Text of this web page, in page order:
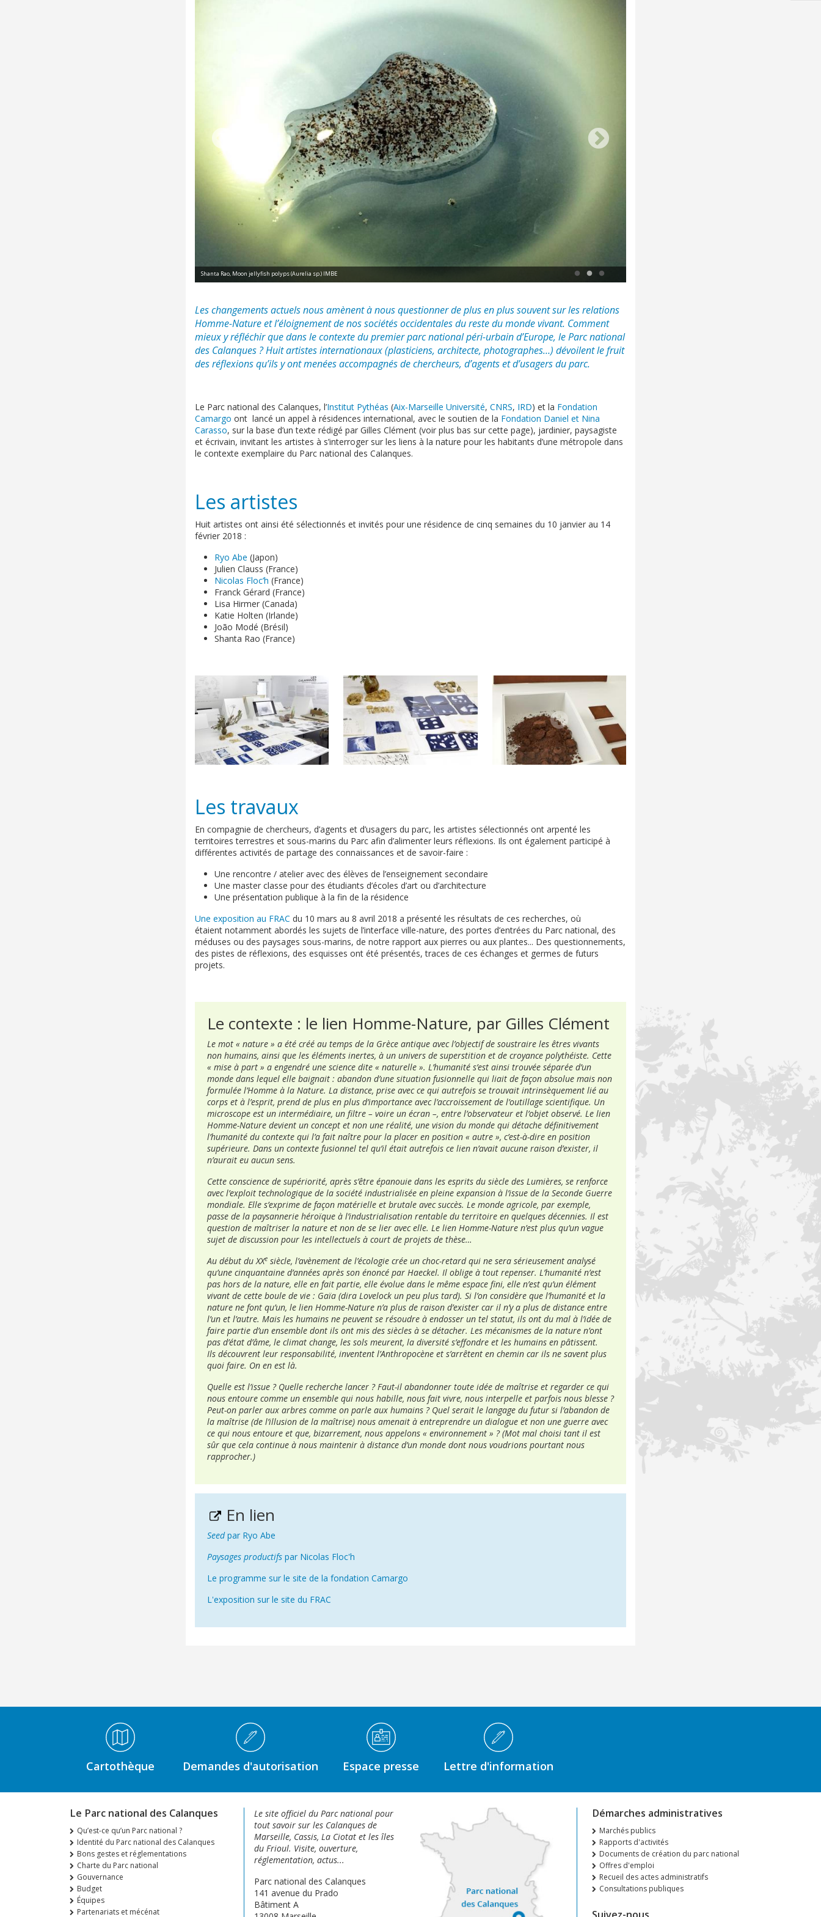
Shanta Rao, Moon jellyfish polyps (Aurelia sp.) IMBE
Les changements actuels nous amènent à nous questionner de plus en plus souvent sur les relations
Homme-Nature et l’éloignement de nos sociétés occidentales du reste du monde vivant. Comment
mieux y réfléchir que dans le contexte du premier parc national péri-urbain d’Europe, le Parc national
des Calanques ? Huit artistes internationaux (plasticiens, architecte, photographes…) dévoilent le fruit
des réflexions qu’ils y ont menées accompagnés de chercheurs, d’agents et d’usagers du parc.
Le Parc national des Calanques, l’Institut Pythéas (Aix-Marseille Université, CNRS, IRD) et la Fondation
Camargo ont lancé un appel à résidences international, avec le soutien de la Fondation Daniel et Nina
Carasso, sur la base d’un texte rédigé par Gilles Clément (voir plus bas sur cette page), jardinier, paysagiste
et écrivain, invitant les artistes à s’interroger sur les liens à la nature pour les habitants d’une métropole dans
le contexte exemplaire du Parc national des Calanques.
Les artistes
Huit artistes ont ainsi été sélectionnés et invités pour une résidence de cinq semaines du 10 janvier au 14
février 2018 :
Ryo Abe (Japon)
Julien Clauss (France)
Nicolas Floc’h (France)
Franck Gérard (France)
Lisa Hirmer (Canada)
Katie Holten (Irlande)
João Modé (Brésil)
Shanta Rao (France)
Les travaux
En compagnie de chercheurs, d’agents et d’usagers du parc, les artistes sélectionnés ont arpenté les
territoires terrestres et sous-marins du Parc afin d’alimenter leurs réflexions. Ils ont également participé à
différentes activités de partage des connaissances et de savoir-faire :
Une rencontre / atelier avec des élèves de l’enseignement secondaire
Une master classe pour des étudiants d’écoles d’art ou d’architecture
Une présentation publique à la fin de la résidence
Une exposition au FRAC du 10 mars au 8 avril 2018 a présenté les résultats de ces recherches, où
étaient notamment abordés les sujets de l’interface ville-nature, des portes d’entrées du Parc national, des
méduses ou des paysages sous-marins, de notre rapport aux pierres ou aux plantes... Des questionnements,
des pistes de réflexions, des esquisses ont été présentés, traces de ces échanges et germes de futurs
projets.
Le contexte : le lien Homme-Nature, par Gilles Clément
Le mot « nature » a été créé au temps de la Grèce antique avec l’objectif de soustraire les êtres vivants
non humains, ainsi que les éléments inertes, à un univers de superstition et de croyance polythéiste. Cette
« mise à part » a engendré une science dite « naturelle ». L’humanité s’est ainsi trouvée séparée d’un
monde dans lequel elle baignait : abandon d’une situation fusionnelle qui liait de façon absolue mais non
formulée l’Homme à la Nature. La distance, prise avec ce qui autrefois se trouvait intrinsèquement lié au
corps et à l’esprit, prend de plus en plus d’importance avec l’accroissement de l’outillage scientifique. Un
microscope est un intermédiaire, un filtre – voire un écran –, entre l’observateur et l’objet observé. Le lien
Homme-Nature devient un concept et non une réalité, une vision du monde qui détache définitivement
l’humanité du contexte qui l’a fait naître pour la placer en position « autre », c’est-à-dire en position
supérieure. Dans un contexte fusionnel tel qu’il était autrefois ce lien n’avait aucune raison d’exister, il
n’aurait eu aucun sens.
Cette conscience de supériorité, après s’être épanouie dans les esprits du siècle des Lumières, se renforce
avec l’exploit technologique de la société industrialisée en pleine expansion à l’issue de la Seconde Guerre
mondiale. Elle s’exprime de façon matérielle et brutale avec succès. Le monde agricole, par exemple,
passe de la paysannerie héroïque à l’industrialisation rentable du territoire en quelques décennies. Il est
question de maîtriser la nature et non de se lier avec elle. Le lien Homme-Nature n’est plus qu’un vague
sujet de discussion pour les intellectuels à court de projets de thèse…
Au début du XXe siècle, l’avènement de l’écologie crée un choc-retard qui ne sera sérieusement analysé
qu’une cinquantaine d’années après son énoncé par Haeckel. Il oblige à tout repenser. L’humanité n’est
pas hors de la nature, elle en fait partie, elle évolue dans le même espace fini, elle n’est qu’un élément
vivant de cette boule de vie : Gaïa (dira Lovelock un peu plus tard). Si l’on considère que l’humanité et la
nature ne font qu’un, le lien Homme-Nature n’a plus de raison d’exister car il n’y a plus de distance entre
l’un et l’autre. Mais les humains ne peuvent se résoudre à endosser un tel statut, ils ont du mal à l’idée de
faire partie d’un ensemble dont ils ont mis des siècles à se détacher. Les mécanismes de la nature n’ont
pas d’état d’âme, le climat change, les sols meurent, la diversité s’effondre et les humains en pâtissent.
Ils découvrent leur responsabilité, inventent l’Anthropocène et s’arrêtent en chemin car ils ne savent plus
quoi faire. On en est là.
Quelle est l’issue ? Quelle recherche lancer ? Faut-il abandonner toute idée de maîtrise et regarder ce qui
nous entoure comme un ensemble qui nous habille, nous fait vivre, nous interpelle et parfois nous blesse ?
Peut-on parler aux arbres comme on parle aux humains ? Quel serait le langage du futur si l’abandon de
la maîtrise (de l’illusion de la maîtrise) nous amenait à entreprendre un dialogue et non une guerre avec
ce qui nous entoure et que, bizarrement, nous appelons « environnement » ? (Mot mal choisi tant il est
sûr que cela continue à nous maintenir à distance d’un monde dont nous voudrions pourtant nous
rapprocher.)
En lien
Seedpar Ryo Abe
Paysages productifs par Nicolas Floc'h
Le programme sur le site de la fondation Camargo
L'exposition sur le site du FRAC
Médiathèque Footer
Cartothèque Demandes d'autorisation Espace presse Lettre d'information
Le Parc national des Calanques
Qu’est-ce qu’un Parc national ?
Identité du Parc national des Calanques
Bons gestes et réglementations
Charte du Parc national
Gouvernance
Budget
Équipes
Partenariats et mécénat
Le site officiel du Parc national pour
tout savoir sur les Calanques de
Marseille, Cassis, La Ciotat et les îles
du Frioul. Visite, ouverture,
réglementation, actus...
Parc national des Calanques
141 avenue du Prado
Bâtiment A
Démarches administratives
Marchés publics
Rapports d'activités
Documents de création du parc national
Offres d'emploi
Recueil des actes administratifs
Consultations publiques